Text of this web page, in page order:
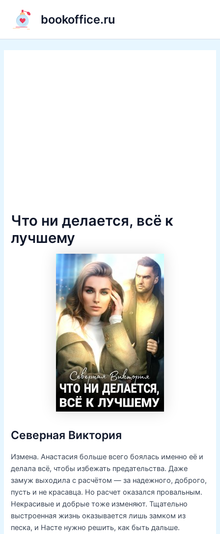
содержимому
bookoffice.ru
Что ни делается, всё к
лучшему
Северная Виктория
Измена. Анастасия больше всего боялась именно её и
делала всё, чтобы избежать предательства. Даже
замуж выходила с расчётом — за надежного, доброго,
пусть и не красавца. Но расчет оказался провальным.
Некрасивые и добрые тоже изменяют. Тщательно
выстроенная жизнь оказывается лишь замком из
песка, и Насте нужно решить, как быть дальше.